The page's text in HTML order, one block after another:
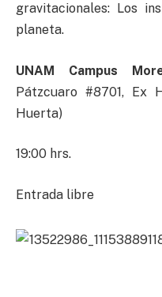
gravitacionales: Los
planeta.
UNAM Campus
Pátzcuaro #8701, Ex
Huerta)
19:00 hrs.
Entrada libre